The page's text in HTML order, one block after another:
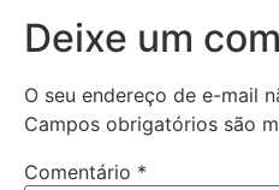
Deixe um
O seu endereço de e-mail
Campos obrigatórios são
Comentário *